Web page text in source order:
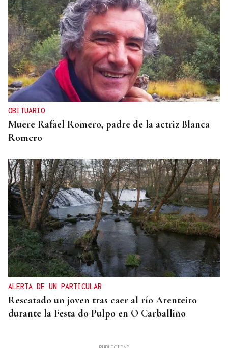
OBITUARIO
Muere Rafael Romero, padre de la actriz Blanca
Romero
ALERTA DE UN PARTICULAR
Rescatado un joven tras caer al río Arenteiro
durante la Festa do Pulpo en O Carballiño